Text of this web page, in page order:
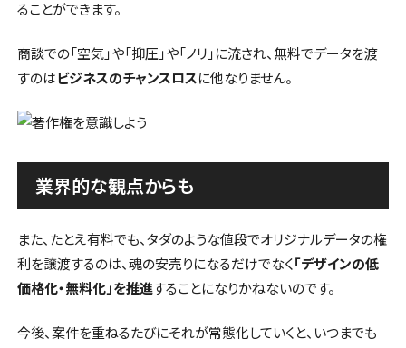
ることができます。
商談での「空気」や「抑圧」や「ノリ」に流され、無料でデータを渡
すのはビジネスのチャンスロスに他なりません。
業界的な観点からも
また、たとえ有料でも、タダのような値段でオリジナルデータの権
利を譲渡するのは、魂の安売りになるだけでなく「デザインの低
価格化・無料化」を推進することになりかねないのです。
今後、案件を重ねるたびにそれが常態化していくと、いつまでも